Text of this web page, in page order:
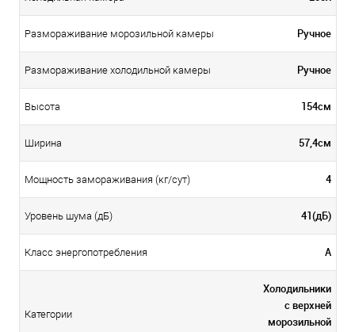
Размораживание морозильной камеры Ручное
Размораживание холодильной камеры Ручное
Высота 154см
Ширина 57,4см
Мощность замораживания (кг/сут) 4
Уровень шума (дБ) 41(дБ)
Класс энергопотребления А
Категории
Холодильники
с верхней
морозильной